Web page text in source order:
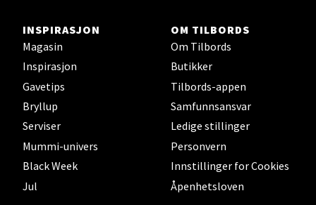
INSPIRASJON
Magasin
Inspirasjon
Gavetips
Bryllup
Serviser
Mummi-univers
Black Week
Jul
OM TILBORDS
Om Tilbords
Butikker
Tilbords-appen
Samfunnsansvar
Ledige stillinger
Personvern
Innstillinger for Cookies
Åpenhetsloven
Åpent i dag 10-20
0 i butikk
Velg
Levanger - Magneten
Moafjæra 14, 7606 Levanger